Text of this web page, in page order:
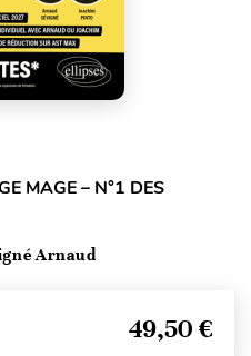
MAGE – N°1 DES
Arnaud
49,50 €